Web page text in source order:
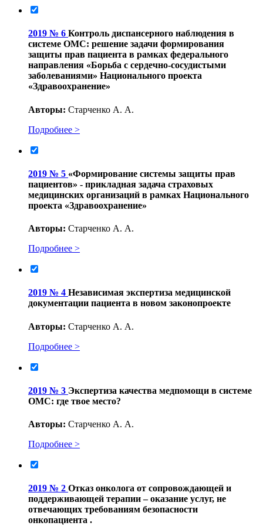
2019 № 6 Контроль диспансерного наблюдения в
системе ОМС: решение задачи формирования
защиты прав пациента в рамках федерального
направления «Борьба с сердечно-сосудистыми
заболеваниями» Национального проекта
«Здравоохранение»
Авторы: Старченко А. А.
Подробнее >
2019 № 5 «Формирование системы защиты прав
пациентов» - прикладная задача страховых
медицинских организаций в рамках Национального
проекта «Здравоохранение»
Авторы: Старченко А. А.
Подробнее >
2019 № 4 Независимая экспертиза медицинской
документации пациента в новом законопроекте
Авторы: Старченко А. А.
Подробнее >
2019 № 3 Экспертиза качества медпомощи в системе
ОМС: где твое место?
Авторы: Старченко А. А.
Подробнее >
2019 № 2 Отказ онколога от сопровождающей и
поддерживающей терапии – оказание услуг, не
отвечающих требованиям безопасности
онкопациента .